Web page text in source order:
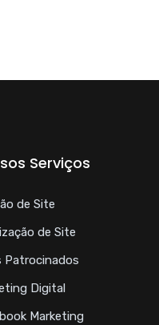
Serviços
de Site
de Site
Patrocinados
Digital
Marketing